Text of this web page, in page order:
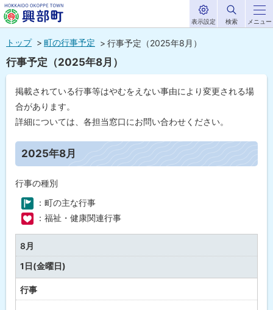
へ
北海道興部
町
HOKKAIDO OKOPPE TOWN
メニュー
表示設定 検索
トップ 町の行事予定 行事予定（2025年8月）
行事予定（2025年8月）
掲載されている行事等はやむをえない事由により変更される場
合があります。
詳細については、各担当窓口にお問い合わせください。
ペ
ー
ジ
内
目
次
0
2
5
年
0
8
月
2025年8月
行事の種別
：町の主な行事
：福祉・健康関連行事
8月
1日(金曜日)
行事